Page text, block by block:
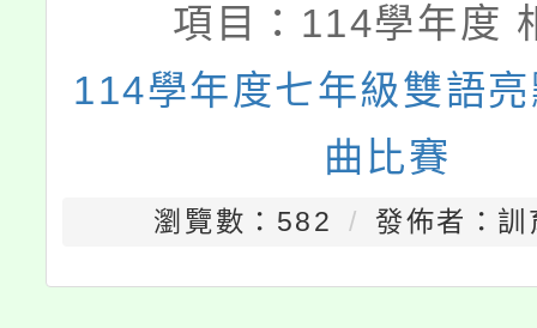
項目： 114學年度
114學年度七年級雙語
曲比賽
瀏覽數：582 發佈者：訓